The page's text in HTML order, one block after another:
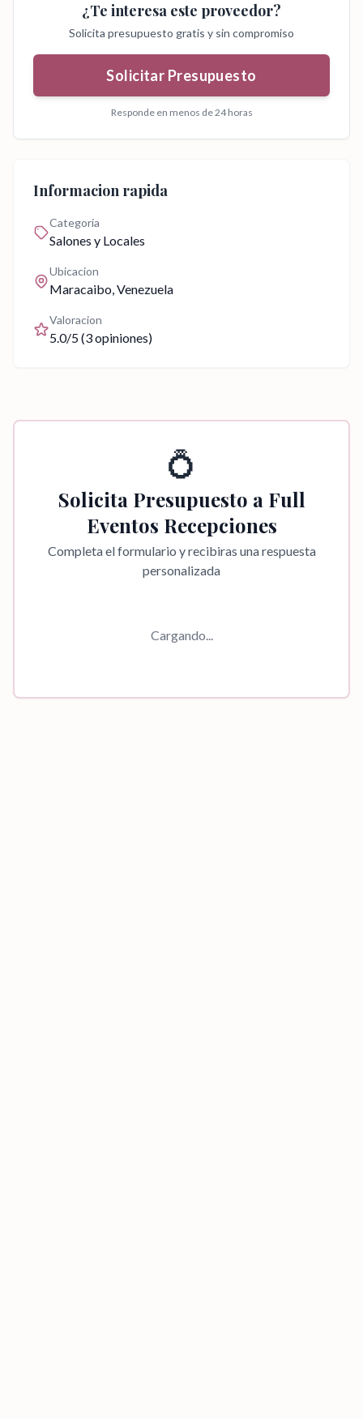
¿Te interesa este proveedor?
Solicita presupuesto gratis y sin compromiso
Solicitar Presupuesto
Responde en menos de 24 horas
Informacion rapida
Categoria
Salones y Locales
Ubicacion
Maracaibo, Venezuela
Valoracion
5.0/5 (3opiniones)
💍
Solicita Presupuesto a Full
Eventos Recepciones
Completa el formulario y recibiras una respuesta
personalizada
Cargando...